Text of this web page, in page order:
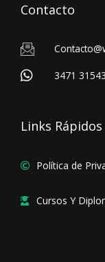
Contacto
3471
Links Rápidos
Política de
Cursos Y